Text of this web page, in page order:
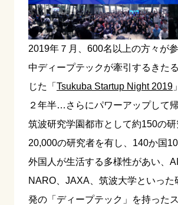
2019年７月、600名以上の方々が
中ディープテックが牽引するきた
じた「 Tsukuba Startup Night 2019
２年半…さらにパワーアップして帰
筑波研究学園都市として約150の研
20,000の研究者を有し、140か国
外国人が生活する多様性があい、
NARO、JAXA、筑波大学といった
発の「ディープテック」を持った